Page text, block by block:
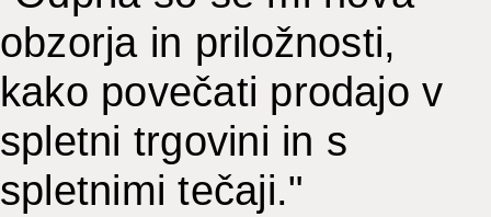
obzorja in priložnosti,
kako povečati prodajo v
spletni trgovini in s
spletnimi tečaji."